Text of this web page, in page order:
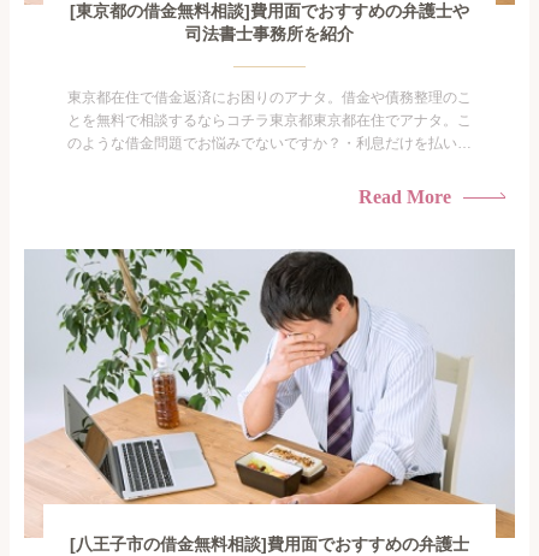
[東京都の借金無料相談]費用面でおすすめの弁護士や
司法書士事務所を紹介
東京都在住で借金返済にお困りのアナタ。借金や債務整理のこ
とを無料で相談するならコチラ東京都東京都在住でアナタ。こ
のような借金問題でお悩みでないですか？・利息だけを払い続
られたくない・借金の催促、取り立てで憂鬱になる。・闇金に
がありま...
Read More
[八王子市の借金無料相談]費用面でおすすめの弁護士